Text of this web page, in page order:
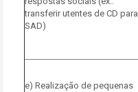
transferir utentes de CD para
SAD)
e) Realização de pequenas